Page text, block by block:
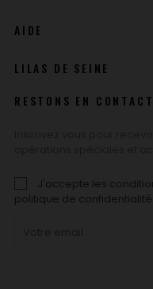
AIDE
LILAS DE SEINE
RESTONS EN CONTACT
J'accepte les
politique de confidentialité